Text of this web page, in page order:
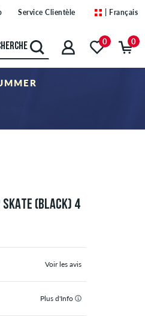
Service Clientèle | Français
0 0
pas cumulable avec
(BLACK) 4
Voir les avis
Plus d'Info